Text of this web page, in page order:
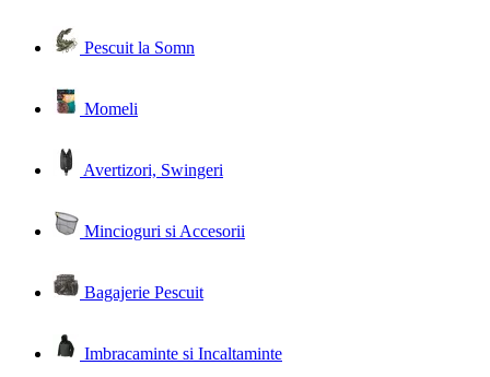
Pescuit la Somn
Momeli
Avertizori, Swingeri
Mincioguri si Accesorii
Bagajerie Pescuit
Imbracaminte si Incaltaminte